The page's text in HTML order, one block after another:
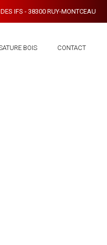
IFS - 38300 RUY-MONTCEAU
BOIS CONTACT